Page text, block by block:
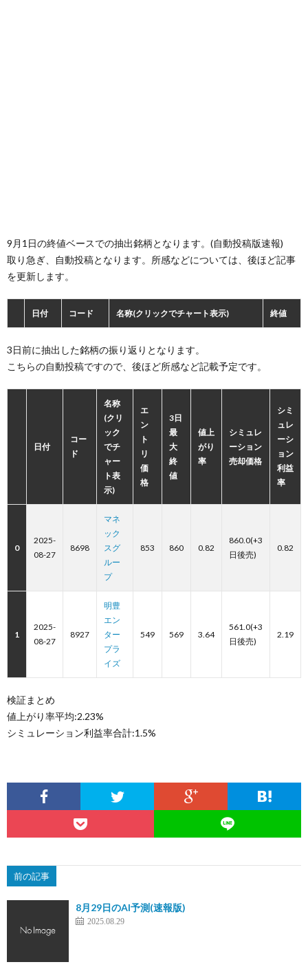
9月1日の終値ベースでの抽出銘柄となります。(自動投稿版速報)
取り急ぎ、自動投稿となります。所感などについては、後ほど記事
を更新します。
日付 コード 名称(クリックでチャート表示) 終値
3日前に抽出した銘柄の振り返りとなります。
こちらの自動投稿ですので、後ほど所感など記載予定です。
日付
コー
ド
名称
(クリ
ック
でチ
ャー
ト表
示)
エ
ン
ト
リ
価
格
3日
最
大
終
値
値上
がり
率
シミュレ
ーション
売却価格
シミ
ュレ
ーシ
ョン
利益
率
0
2025-
08-27
8698
マネ
ック
スグ
ルー
プ
853 860 0.82
860.0(+3
日後売)
0.82
1
2025-
08-27
8927
明豊
エン
ター
プラ
イズ
549 569 3.64
561.0(+3
日後売)
2.19
検証まとめ
値上がり率平均:2.23%
シミュレーション利益率合計:1.5%
前の記事
8月29日のAI予測(速報版)
2025.08.29